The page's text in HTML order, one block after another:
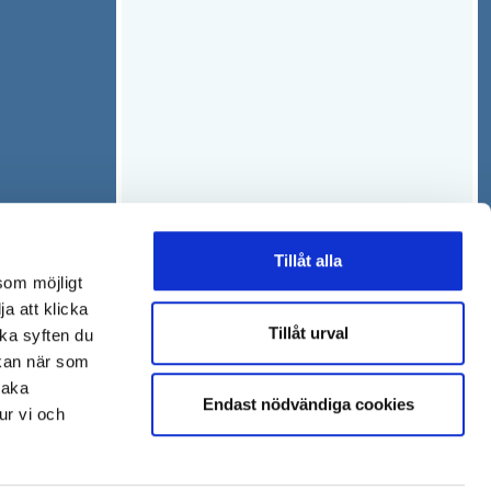
möjligt
att klicka
syften du
när som
vi och
Tillåt alla
Tillåt urval
Endast nödvändiga cookies